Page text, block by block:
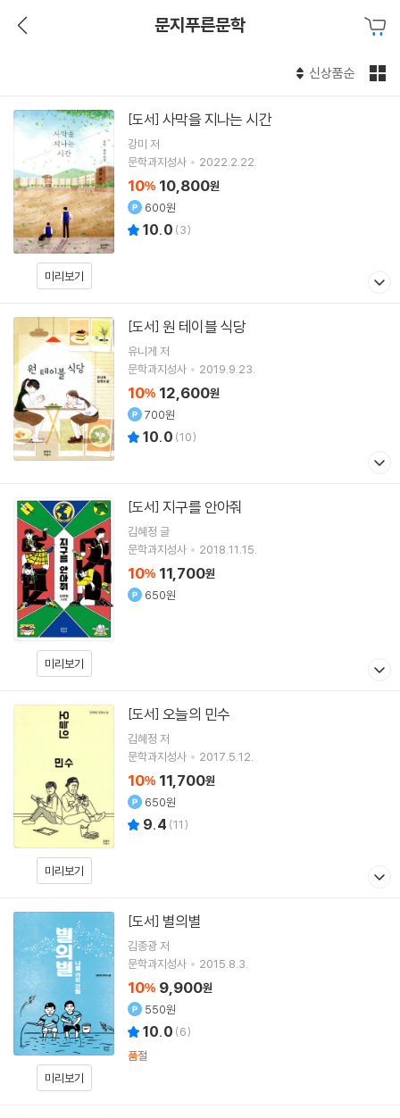
문지푸른문학
신상품순
미리보기
[도서] 사막을 지나는 시간
강미 저
문학과지성사
2022.2.22.
10% 10,800원
600원
10.0 (3)
[도서] 원 테이블 식당
유니게 저
문학과지성사
2019.9.23.
10% 12,600원
700원
10.0 (10)
미리보기
[도서] 지구를 안아줘
김혜정 글
문학과지성사
2018.11.15.
10% 11,700원
650원
미리보기
[도서] 오늘의 민수
김혜정 저
문학과지성사
2017.5.12.
10% 11,700원
650원
9.4 (11)
미리보기
[도서] 별의별
김종광저
문학과지성사
2015.8.3.
10% 9,900원
550원
10.0 (6)
품절